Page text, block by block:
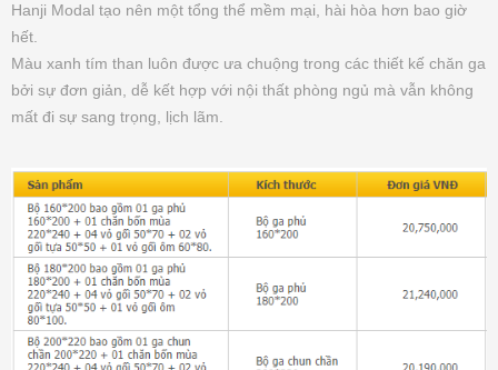
Hanji Modal tạo nên một tổng thể mềm mại, hài hòa hơn bao giờ
hết.
Màu xanh tím than luôn được ưa chuộng trong các thiết kế chăn ga
bởi sự đơn giản, dễ kết hợp với nội thất phòng ngủ mà vẫn không
mất đi sự sang trọng, lịch lãm.
Đệm bông ép Artemis
6.200.000₫
Đệm bông ép Everon
1.771.000₫
Đệm than hoạt tính Everon
4.136.000₫